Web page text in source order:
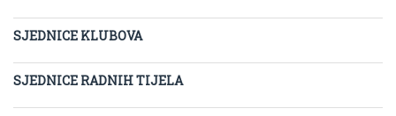
SJEDNICE KLUBOVA
SJEDNICE RADNIH TIJELA